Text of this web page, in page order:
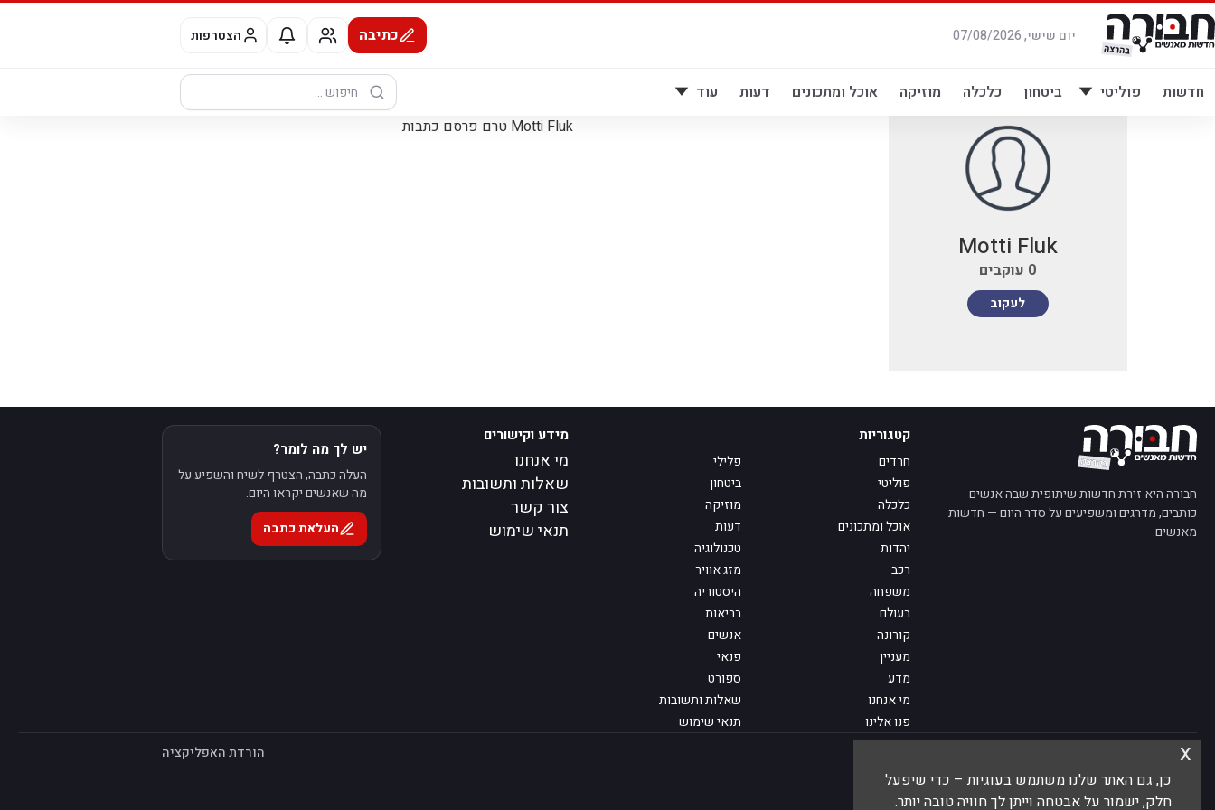
דלג
לתוכן
יום שישי, 07/08/2026 כתיבה הצטרפות
חדשות פוליטי ביטחון כלכלה מוזיקה אוכל ומתכונים דעות עוד
חיפוש:
Motti Fluk טרם פרסם כתבות
Motti Fluk
0 עוקבים
לעקוב
כן, גם האתר שלנו משתמש בעוגיות – כדי שיפעל
חלק, ישמור על אבטחה וייתן לך חוויה טובה יותר.
x
חבורה היא זירת חדשות שיתופית שבה אנשים
כותבים, מדרגים ומשפיעים על סדר היום — חדשות
מאנשים.
קטגוריות
חרדים
פלילי
פוליטי
ביטחון
כלכלה
מוזיקה
אוכל ומתכונים
דעות
יהדות
טכנולוגיה
רכב
מזג אוויר
משפחה
היסטוריה
בעולם
בריאות
קורונה
אנשים
מעניין
פנאי
מדע
ספורט
מי אנחנו
שאלות ותשובות
פנו אלינו
תנאי שימוש
מידע וקישורים
מי אנחנו
שאלות ותשובות
צור קשר
תנאי שימוש
יש לך מה לומר?
העלה כתבה, הצטרף לשיח והשפיע על
מה שאנשים יקראו היום.
העלאת כתבה
© 2026 חבורה — חדשות מאנשים הורדת האפליקציה